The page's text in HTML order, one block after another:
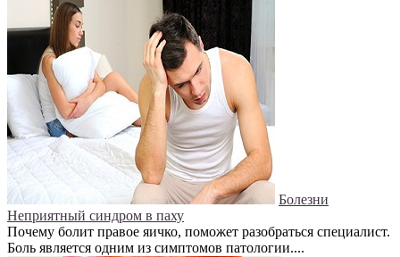
Болезни
Неприятный синдром в паху
Почему болит правое яичко, поможет разобраться специалист.
Боль является одним из симптомов патологии....